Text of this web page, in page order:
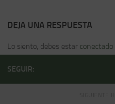
DEJA UNA RESPUESTA
Lo siento, debes estar conectado
SEGUIR: